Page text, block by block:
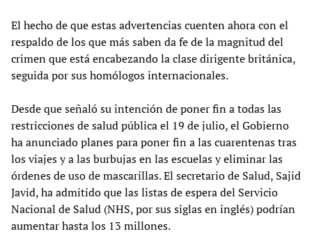
El hecho de que estas advertencias cuenten ahora con el
respaldo de los que más saben da fe de la magnitud del
crimen que está encabezando la clase dirigente británica,
seguida por sus homólogos internacionales.
Desde que señaló su intención de poner fin a todas las
restricciones de salud pública el 19 de julio, el Gobierno
ha anunciado planes para poner fin a las cuarentenas tras
los viajes y a las burbujas en las escuelas y eliminar las
órdenes de uso de mascarillas. El secretario de Salud, Sajid
Javid, ha admitido que las listas de espera del Servicio
Nacional de Salud (NHS, por sus siglas en inglés) podrían
aumentar hasta los 13 millones.